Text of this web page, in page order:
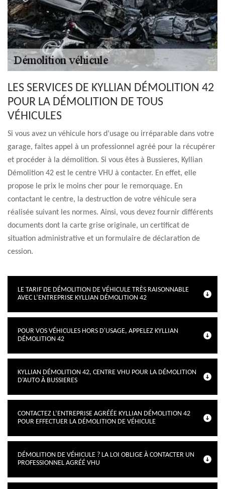
LES SERVICES DE KYLLIAN DÉMOLITION 42
POUR LA DÉMOLITION DE TOUS
VÉHICULES
Si vous avez un véhicule hors d’usage ou irréparable dans votre
garage, faites appel à un professionnel agréé pour la récupérer
et procéder à la démolition. Si vous êtes à Bussieres, Kyllian
Démolition 42 est le centre VHU à contacter. En effet, elle
propose le prix le moins cher pour le remorquage. En
contactant le centre, la destruction de votre véhicule sera
réalisée suivant les normes. Ainsi, vous devez fournir différents
documents dont la carte grise originale, un certificat de
situation administrative et un formulaire de déclaration de
cession.
LE TARIF DE DÉMOLITION DE VÉHICULE TRÈS RAISONNABLE
AVEC L’ENTREPRISE KYLLIAN DÉMOLITION 42
POUR VOS VÉHICULES HORS D'USAGE, APPELEZ KYLLIAN
DÉMOLITION 42
KYLLIAN DÉMOLITION 42, CENTRE VHU POUR LA DÉMOLITION
D’AUTO À BUSSIERES
CONTACTEZ L’ENTREPRISE AGRÉÉE KYLLIAN DÉMOLITION 42
POUR EFFECTUER LA DÉMOLITION DE VÉHICULE
DÉMOLITION DE VÉHICULE ? LA LOI OBLIGE À CONTACTER UN
PROFESSIONNEL AGRÉÉ VHU